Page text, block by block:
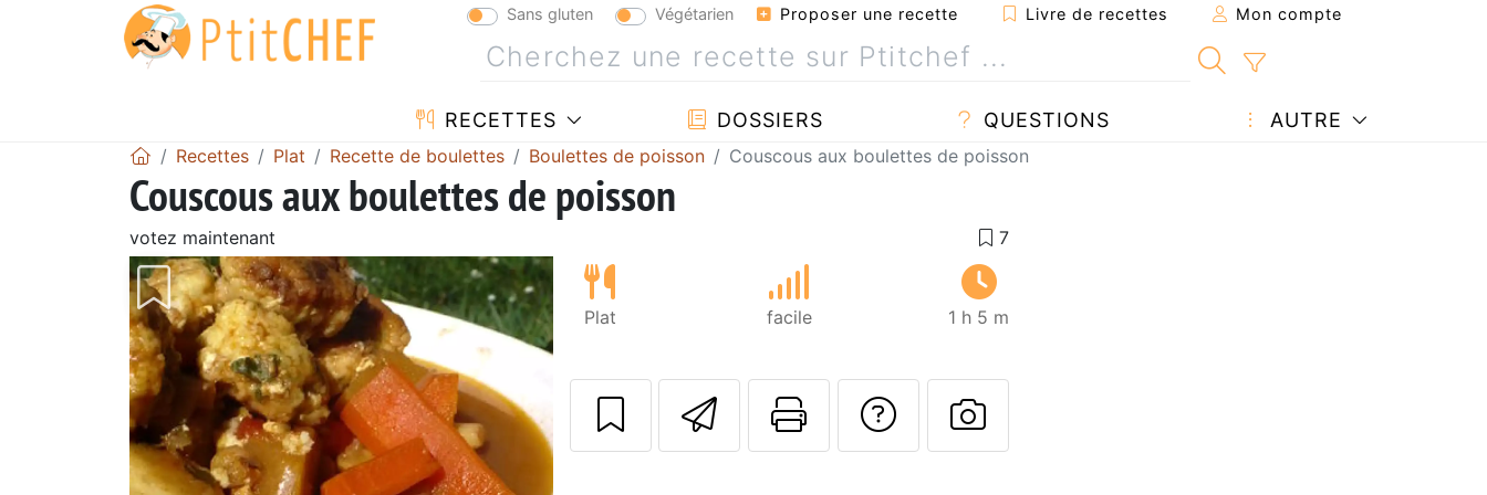
Sans gluten Végétarien Proposer une recette Livre de recettes Mon compte
RECETTES DOSSIERS QUESTIONS AUTRE
Recettes Plat Recette de boulettes Boulettes de poisson Couscous aux boulettes de poisson
Couscous aux boulettes de poisson
votez maintenant
Plat facile 1 h 5 m
Envoyer cette recette à un ami
Imprimer cette page
Poser une question à l'auteur
Publier votre photo de cette